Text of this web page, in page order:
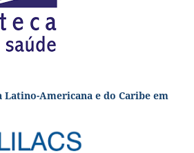
Latino-Americana e do Caribe em